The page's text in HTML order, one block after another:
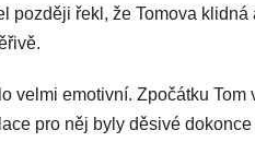
později řekl, že Tomova
velmi emotivní. Zpočátku
pro něj byly děsivé